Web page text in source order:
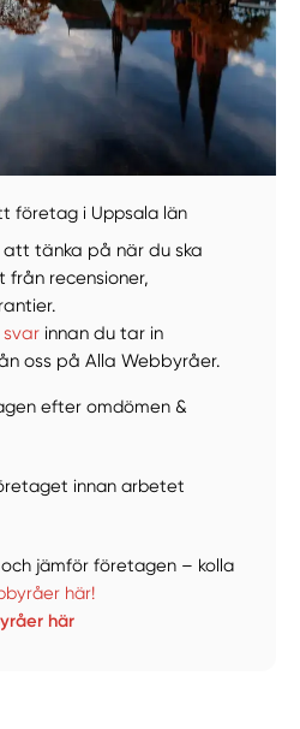
företag i Uppsala län
tänka på när du ska
recensioner,
innan du tar in
oss på Alla Webbyråer.
efter omdömen &
innan arbetet
jämför företagen – kolla
här!
här